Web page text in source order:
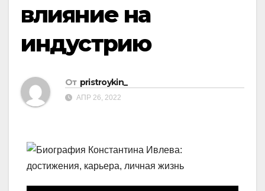
влияние на
индустрию
От pristroykin_
АПР 26, 2022